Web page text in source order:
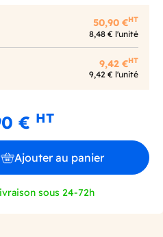
50,90 €HT
8,48 € l'unité
9,42 €HT
9,42 € l'unité
€ HT
Ajouter au panier
sous 24-72h